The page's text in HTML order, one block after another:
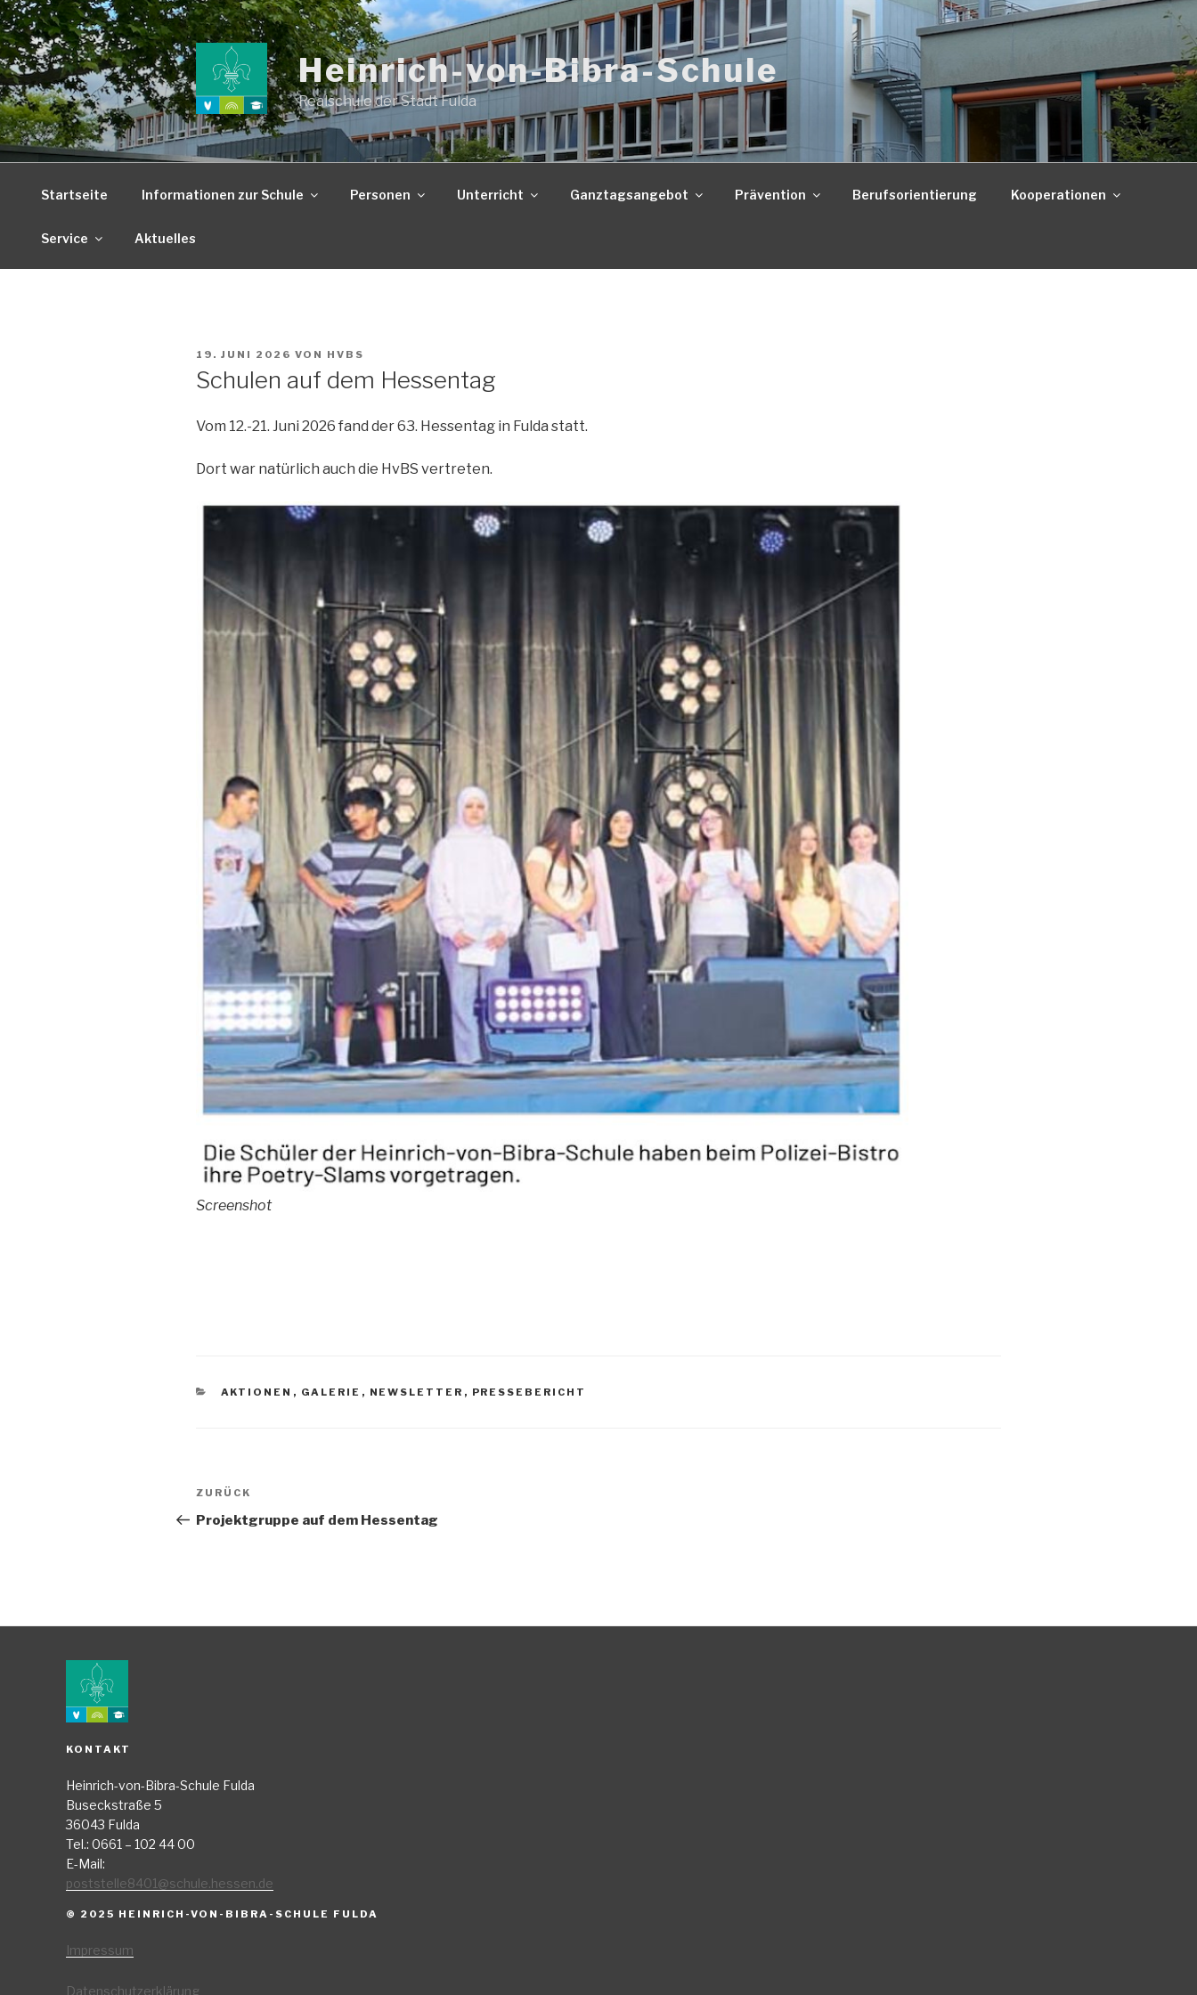
Zum
Inhalt
springen
Heinrich-von-Bibra-Schule
Realschule der Stadt Fulda
Startseite Informationen zur Schule Personen Unterricht Ganztagsangebot Prävention Berufsorientierung Kooperationen
Service Aktuelles
VERÖFFENTLICHT
19. JUNI 2026 VON HVBS
Schulen auf dem Hessentag
Vom 12.-21. Juni 2026 fand der 63. Hessentag in Fulda statt.
Dort war natürlich auch die HvBS vertreten.
Screenshot
KATEGORIEN
AKTIONEN , GALERIE , NEWSLETTER , PRESSEBERICHT
Beitragsnavigation
Vorheriger
Beitrag
ZURÜCK
Projektgruppe auf dem Hessentag
KONTAKT
Heinrich-von-Bibra-Schule Fulda
Buseckstraße 5
36043 Fulda
Tel.: 0661 – 102 44 00
E-Mail:
poststelle8401@schule.hessen.de
© 2025 HEINRICH-VON-BIBRA-SCHULE FULDA
Impressum
Datenschutzerklärung